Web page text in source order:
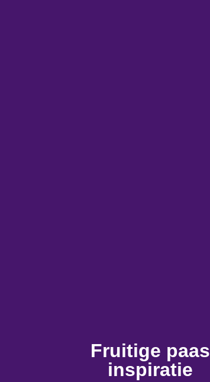
Fruitige paas
inspiratie